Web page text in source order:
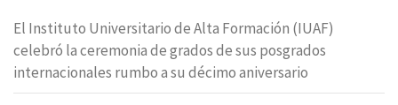
El Instituto Universitario de Alta Formación (IUAF)
celebró la ceremonia de grados de sus posgrados
internacionales rumbo a su décimo aniversario